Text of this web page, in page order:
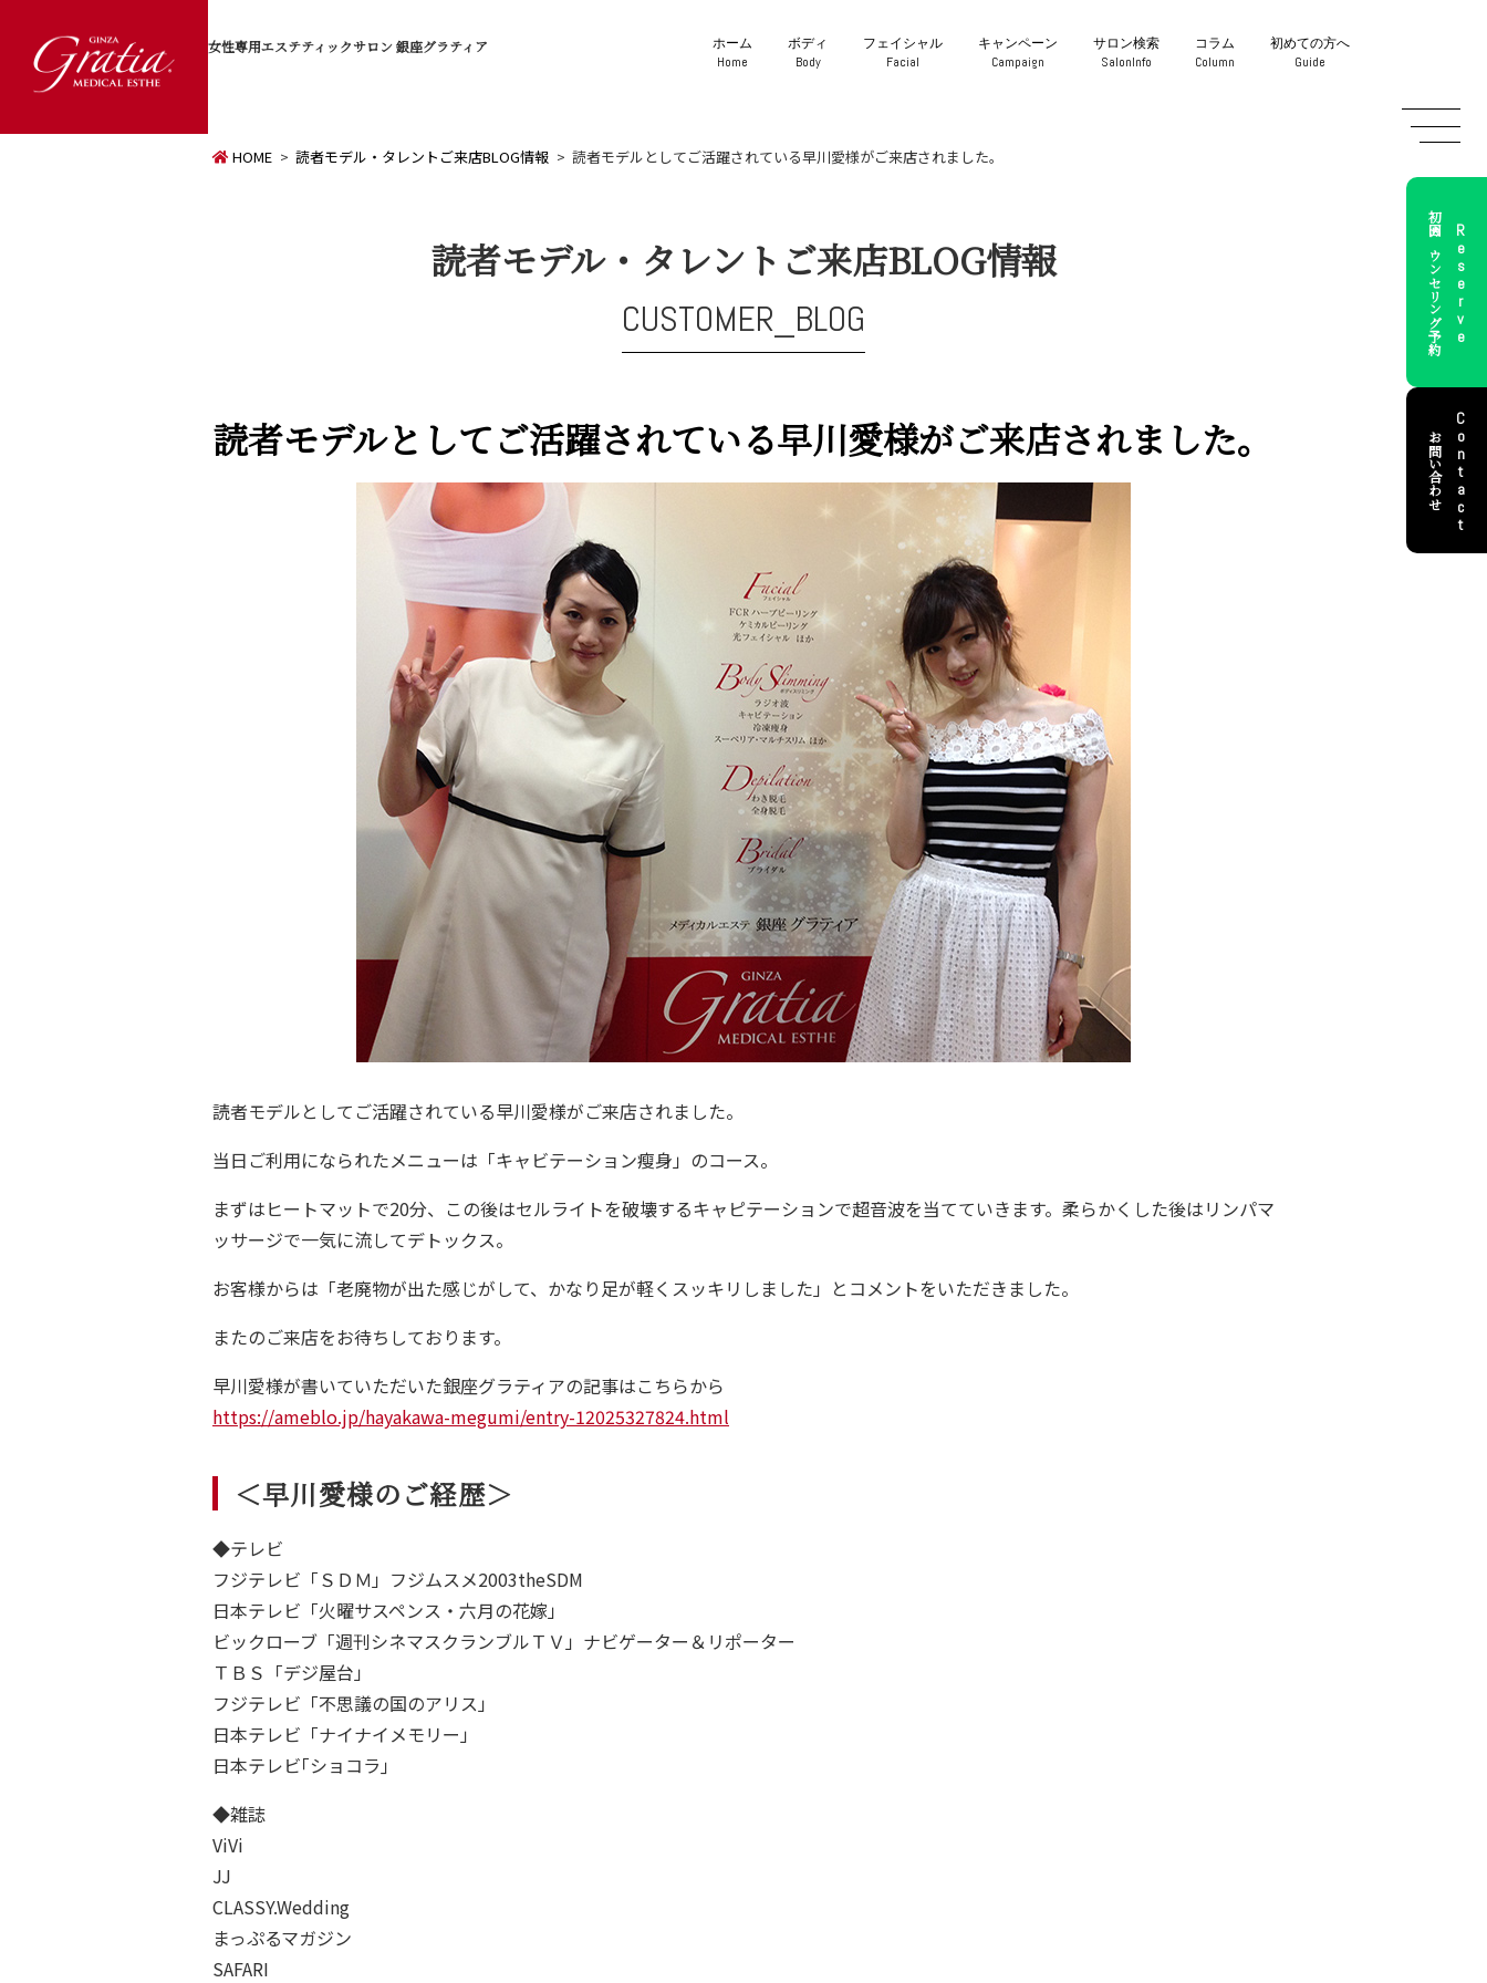
女性専用エステティックサロン銀座グラティア
ホーム
Home
ボディ
Body
フェイシャル
Facial
キャンペーン
Campaign
サロン検索
SalonInfo
コラム
Column
初めての方へ
Guide
Guide 初めて方
Body
Facial フェイシャルメニュー
Campaign
Salon
Voice
Reserve
初回カウンセリング予約
Contact
お問い合わせ
HOME 読者モデル・タレントご来店BLOG情報 読者モデルとしてご活躍されている早川愛様がご来店されました。
読者モデル・タレントご来店BLOG情報
CUSTOMER_BLOG
読者モデルとしてご活躍されている早川愛様がご来店されました。
読者モデルとしてご活躍されている早川愛様がご来店されました。
当日ご利用になられたメニューは「キャビテーション瘦身」のコース。
まずはヒートマットで20分、この後はセルライトを破壊するキャピテーションで超音波を当てていきます。柔らかくした後はリンパマ
ッサージで一気に流してデトックス。
お客様からは「老廃物が出た感じがして、かなり足が軽くスッキリしました」とコメントをいただきました。
またのご来店をお待ちしております。
早川愛様が書いていただいた銀座グラティアの記事はこちらから
https://ameblo.jp/hayakawa-megumi/entry-12025327824.html
＜早川愛様のご経歴＞
◆テレビ
フジテレビ「ＳＤＭ」フジムスメ2003theSDM
日本テレビ「火曜サスペンス・六月の花嫁」
ビックローブ「週刊シネマスクランブルＴＶ」ナビゲーター＆リポーター
ＴＢＳ「デジ屋台」
フジテレビ「不思議の国のアリス」
日本テレビ「ナイナイメモリー」
日本テレビ｢ショコラ｣
◆雑誌
ViVi
JJ
CLASSY.Wedding
まっぷるマガジン
SAFARI